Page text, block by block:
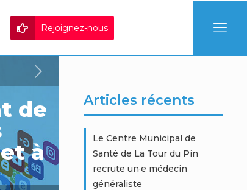
Rejoignez-nous
de
à
Articles récents
Le Centre Municipal de
Santé de La Tour du Pin
recrute un·e médecin
généraliste